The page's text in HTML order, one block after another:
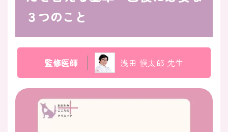
クリニック
医師紹介
採用情報
３つのこと
監修医師 浅田 愼太郎 先生